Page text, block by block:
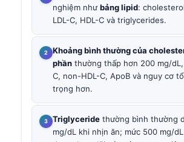
nghiệm nhưbảng lipid:
LDL-C, HDL-C và triglycerides.
Khoảng bình thường của
phần thường thấp hơn 200 mg/
C, non-HDL-C, ApoB và nguy cơ
trọng hơn.
Triglyceride thường bình thường
mg/dL khi nhịn ăn; mức 500 mg/